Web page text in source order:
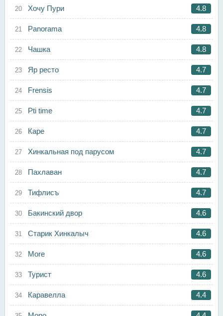
Хочу Пури 4.8
Panorama 4.8
Чашка 4.8
Яр ресто 4.7
Frensis 4.7
Pti time 4.7
Каре 4.7
Хинкальная под парусом 4.7
Пахлаван 4.7
Тифлисъ 4.7
Бакинский двор 4.6
Старик Хинкалыч 4.6
More 4.6
Турист 4.6
Каравелла 4.4